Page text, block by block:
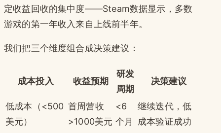
定收益回收的集中度——Steam数据显示，多数
游戏的第一年收入来自上线前半年。
我们把三个维度组合成决策建议：
成本投入 收益预期
研发
周期
决策建议
低成本（<500
美元）
首周营收
>1000美元
<6
个月
继续迭代，低
成本验证成功